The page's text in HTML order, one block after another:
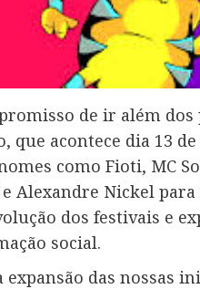
de ir além
que acontece dia 13
como Fioti, MC
e Alexandre Nickel
dos festivais e
social.
expansão das nossas